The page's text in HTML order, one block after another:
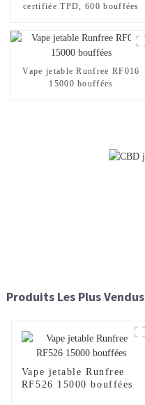
certifiée TPD, 600 bouffées
Vape jetable Runfree RF016
15000 bouffées
Produits Les Plus Vendus
Vape jetable Runfree
RF526 15000 bouffées